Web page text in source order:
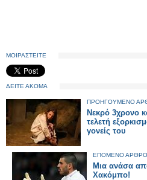
ΜΟΙΡΑΣΤΕΙΤΕ
ΔΕΙΤΕ ΑΚΟΜΑ
ΠΡΟΗΓΟΥΜΕΝΟ
Νεκρό 3χρονο
τελετή
γονείς του
ΕΠΟΜΕΝΟ ΑΡΘΡΟ
Μια ανάσα
Χακόμπο!